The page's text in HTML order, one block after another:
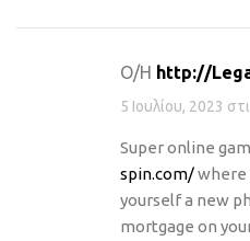
Ο/Η http://
5 Ιουλίου, 2023
Super online
spin.com/where
yourself a new
mortgage on